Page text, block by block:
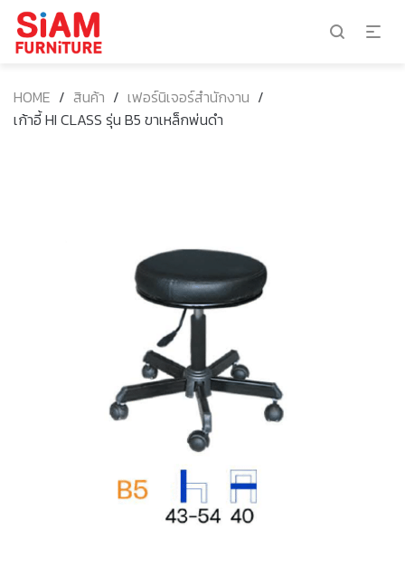
HOME / สินค้า / เฟอร์นิเจอร์สำนักงาน /
เก้าอี้ HI CLASS รุ่น B5 ขาเหล็กพ่นดำ